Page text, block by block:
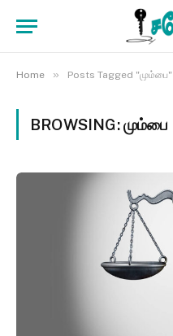
Home » Posts Tagged "மும்பை"
BROWSING:மும்பை